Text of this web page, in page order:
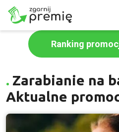
Ranking
Zarabianie na
Aktualne